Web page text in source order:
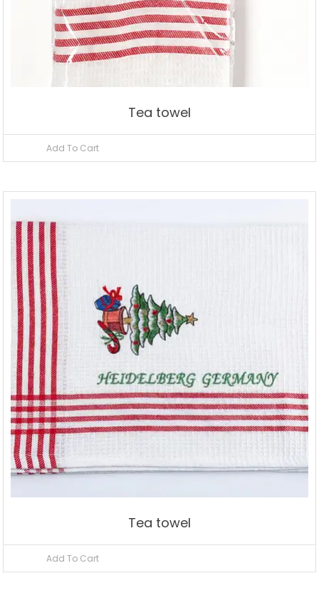
Tea towel
Add To Cart
Tea towel
Add To Cart